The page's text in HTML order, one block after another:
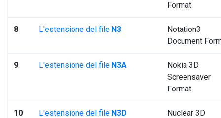
Format
8 L'estensione del file N3
Notation3
Document
9 L'estensione del file N3A
Nokia 3D
Screensaver
Format
10 L'estensione del file N3D
Nuclear 3D